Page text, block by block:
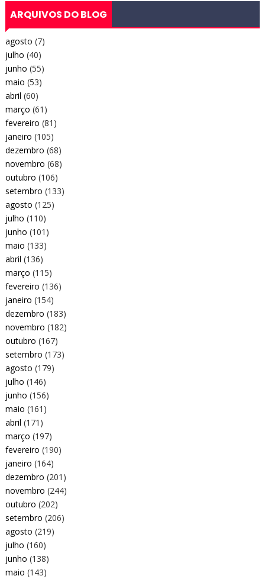
ARQUIVOS DO BLOG
agosto (7)
julho (40)
junho (55)
maio (53)
abril (60)
março (61)
fevereiro (81)
janeiro (105)
dezembro (68)
novembro (68)
outubro (106)
setembro (133)
agosto (125)
julho (110)
junho (101)
maio (133)
abril (136)
março (115)
fevereiro (136)
janeiro (154)
dezembro (183)
novembro (182)
outubro (167)
setembro (173)
agosto (179)
julho (146)
junho (156)
maio (161)
abril (171)
março (197)
fevereiro (190)
janeiro (164)
dezembro (201)
novembro (244)
outubro (202)
setembro (206)
agosto (219)
julho (160)
junho (138)
maio (143)